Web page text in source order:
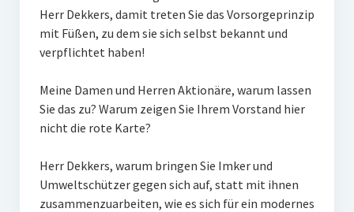
Herr Dekkers, damit treten Sie das Vorsorgeprinzip
mit Füßen, zu dem sie sich selbst bekannt und
verpflichtet haben!
Meine Damen und Herren Aktionäre, warum lassen
Sie das zu? Warum zeigen Sie Ihrem Vorstand hier
nicht die rote Karte?
Herr Dekkers, warum bringen Sie Imker und
Umweltschützer gegen sich auf, statt mit ihnen
zusammenzuarbeiten, wie es sich für ein modernes